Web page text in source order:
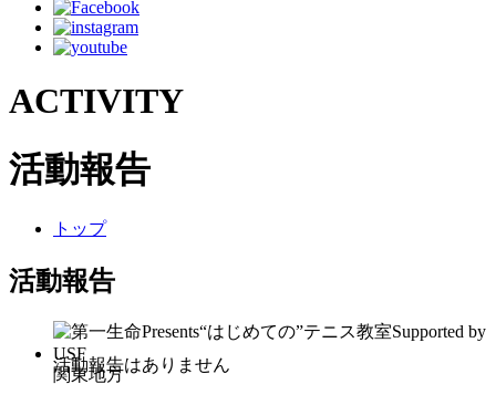
ACTIVITY
活動報告
トップ
活動報告
関東地方